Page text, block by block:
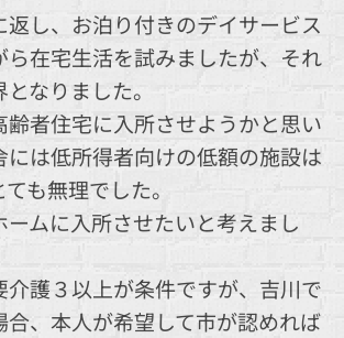
し、お泊り付きのデイサービス
ら在宅生活を試みましたが、それ
なりました。
齢者住宅に入所させようかと思い
には低所得者向けの低額の施設は
も無理でした。
ムに入所させたいと考えまし
護３以上が条件ですが、吉川で
合、本人が希望して市が認めれば